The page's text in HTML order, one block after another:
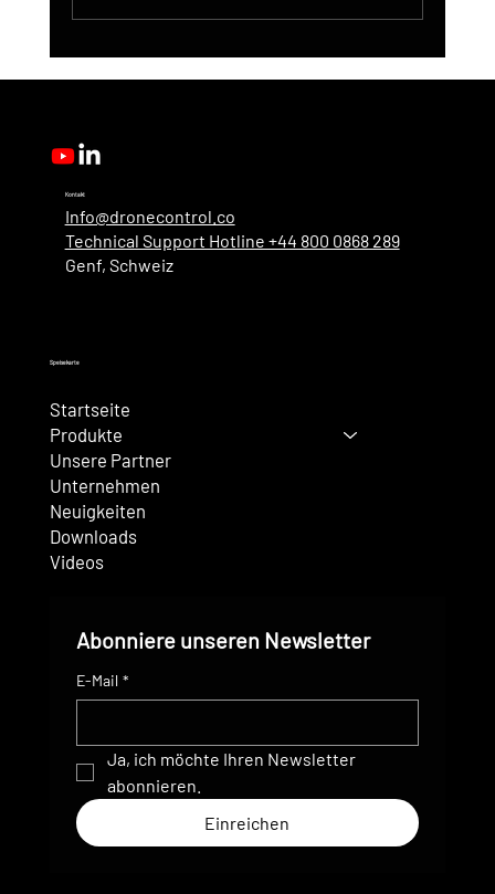
Kontakt
Info@dronecontrol.co
Technical Support Hotline +44 800 0868 289
Genf, Schweiz
Speisekarte
Startseite
Produkte
Unsere Partner
Unternehmen
Neuigkeiten
Downloads
Videos
Abonniere unseren Newsletter
E-Mail *
Ja, ich möchte Ihren Newsletter
abonnieren.
Einreichen